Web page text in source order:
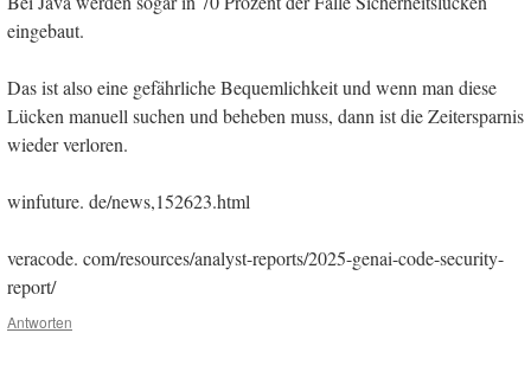
eingebaut.
Das ist also eine gefährliche Bequemlichkeit und wenn man diese
Lücken manuell suchen und beheben muss, dann ist die Zeitersparnis
wieder verloren.
winfuture. de/news,152623.html
veracode. com/resources/analyst-reports/2025-genai-code-security-
report/
Antworten